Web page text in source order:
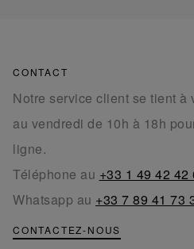
CONTACT
Notre service client se tient
au vendredi de 10h à 18h
ligne.
Téléphone au +33 1 49 42 42
Whatsapp au +33 7 89 41 73
CONTACTEZ-NOUS